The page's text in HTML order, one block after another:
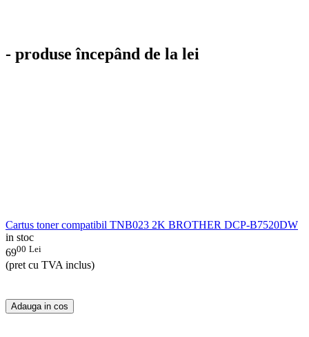
- produse începând de la lei
Cartus toner compatibil TNB023 2K BROTHER DCP-B7520DW
in stoc
6900 Lei
(pret cu TVA inclus)
Adauga in cos